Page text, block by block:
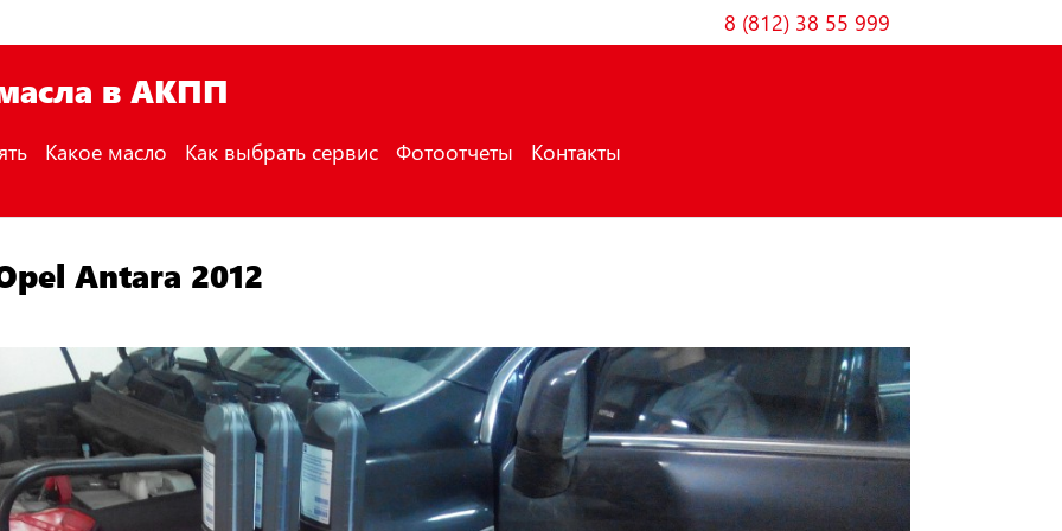
8 (812) 38 55 999
в АКПП
Какое масло Как выбрать сервис Фотоотчеты Контакты
Antara 2012